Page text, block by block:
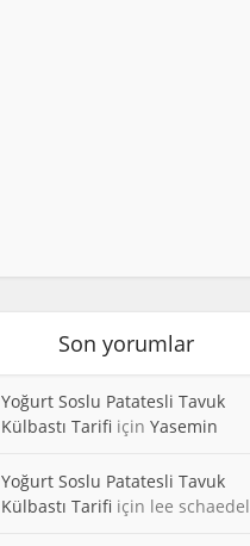
Son yorumlar
Yoğurt Soslu Patatesli Tavuk
Külbastı Tarifi için Yasemin
Yoğurt Soslu Patatesli Tavuk
Külbastı Tarifi için lee schaedel